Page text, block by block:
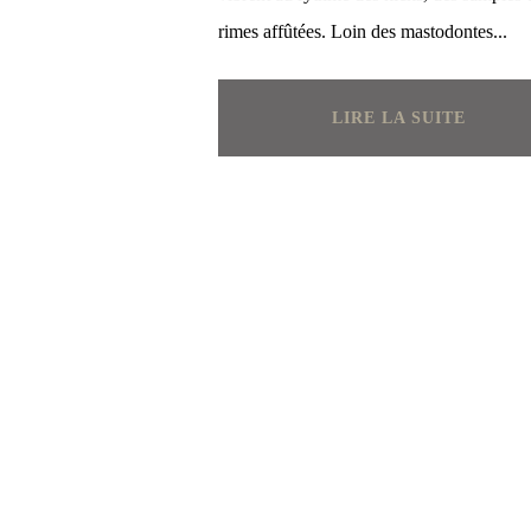
rimes affûtées. Loin des mastodontes...
LIRE LA SUITE